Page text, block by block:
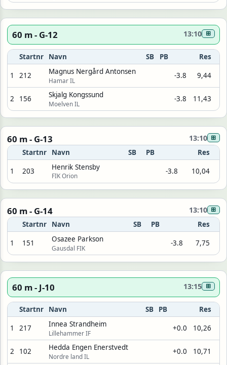
60 m - G-12 13:10 ⊞
Startnr Navn SB PB Res
1 212 Magnus Nergård Antonsen
Hamar IL
-3.8 9,44
2 156 Skjalg Kongssund
Moelven IL
-3.8 11,43
60 m - G-13 13:10 ⊞
Startnr Navn SB PB Res
1 203 Henrik Stensby
FIK Orion
-3.8 10,04
60 m - G-14 13:10 ⊞
Startnr Navn SB PB Res
1 151 Osazee Parkson
Gausdal FIK
-3.8 7,75
60 m - J-10 13:15 ⊞
Startnr Navn SB PB Res
1 217 Innea Strandheim
Lillehammer IF
+0.0 10,26
2 102 Hedda Engen Enerstvedt
Nordre land IL
+0.0 10,71